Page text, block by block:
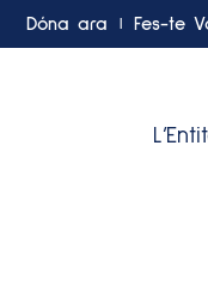
Dóna ara Fes-te